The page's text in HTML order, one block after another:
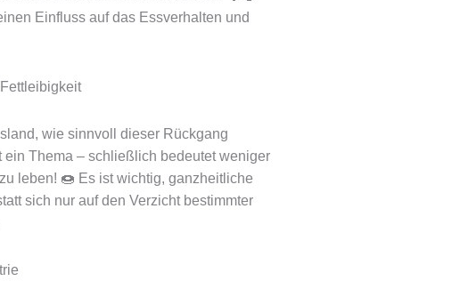
Einfluss auf das Essverhalten und
wie sinnvoll dieser Rückgang
Thema – schließlich bedeutet weniger
leben! 🍩 Es ist wichtig, ganzheitliche
sich nur auf den Verzicht bestimmter